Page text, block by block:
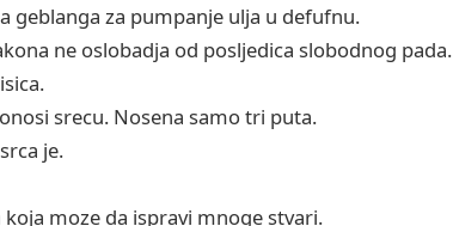
geblanga za pumpanje ulja u defufnu.
ne oslobadja od posljedica slobodnog pada.
srecu. Nosena samo tri puta.
je.
moze da ispravi mnoge stvari.